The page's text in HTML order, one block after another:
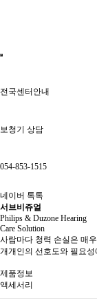
전국센터안내
보청기 상담
054-853-1515
네이버 톡톡
서브비쥬얼
Philips & Duzone Hearing
Care Solution
사람마다 청력 손실은 매
개개인의 선호도와 필요
제품정보
액세서리